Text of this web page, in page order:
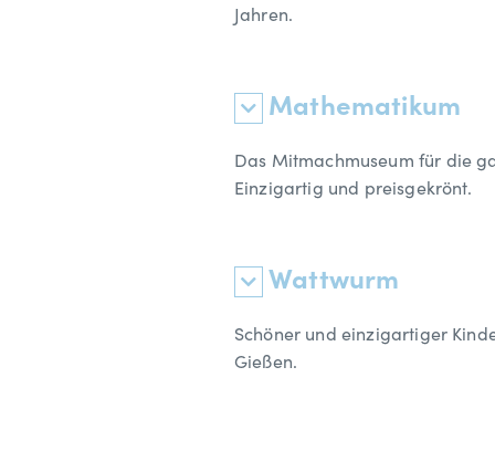
Jahren.
Mathematikum
Das Mitmachmuseum für die
Einzigartig und preisgekrönt.
Wattwurm
Schöner und einzigartiger
Gießen.